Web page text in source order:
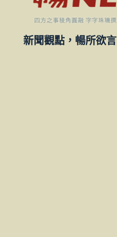
新聞觀點，暢所欲言